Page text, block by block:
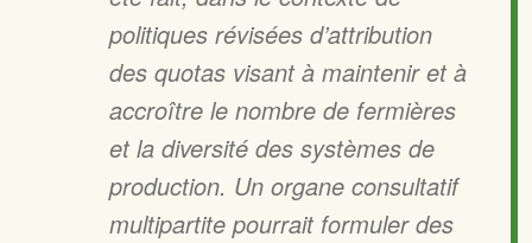
politiques révisées d’attribution
des quotas visant à maintenir et à
accroître le nombre de fermières
et la diversité des systèmes de
production. Un organe consultatif
multipartite pourrait formuler des